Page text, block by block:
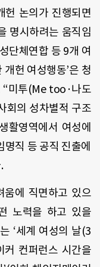
헌 논의가 진행되면
명시하려는 움직임
단체연합 등 9개 여
헌 여성행동’은 청
“미투(Me too·나도
회의 성차별적 구조
활영역에서 여성에
직 등 공직 진출에
움에 직면하고 있으
노력을 하고 있을
‘세계 여성의 날(3
커 컨퍼런스 시간을